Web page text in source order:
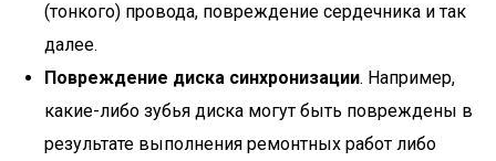
(тонкого) провода, повреждение сердечника и так
далее.
Повреждение диска синхронизации. Например,
какие-либо зубья диска могут быть повреждены в
результате выполнения ремонтных работ либо